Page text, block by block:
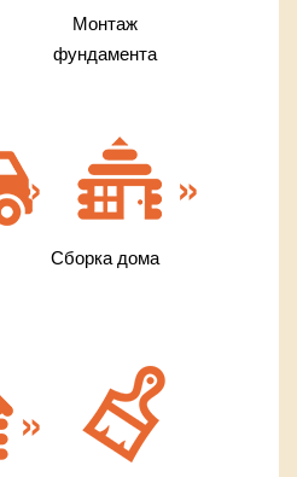
Монтаж
фундамента
Сборка дома